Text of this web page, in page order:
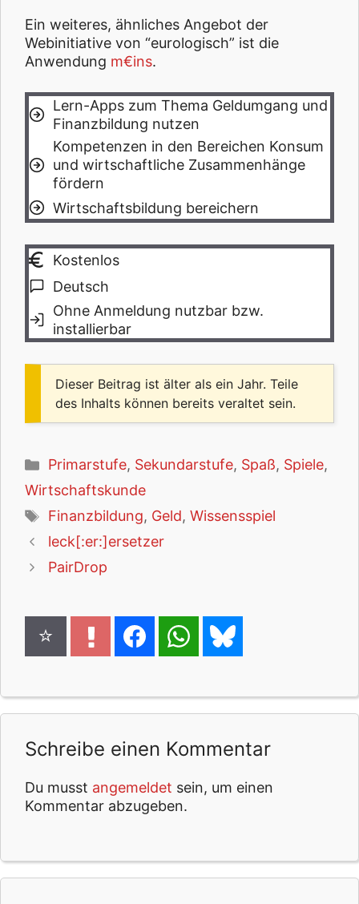
Ein weiteres, ähnliches Angebot der
Webinitiative von “eurologisch” ist die
Anwendung m€ins.
Lern-Apps zum Thema Geldumgang und
Finanzbildung nutzen
Kompetenzen in den Bereichen Konsum
und wirtschaftliche Zusammenhänge
fördern
Wirtschaftsbildung bereichern
Kostenlos
Deutsch
Ohne Anmeldung nutzbar bzw.
installierbar
Dieser Beitrag ist älter als ein Jahr. Teile
des Inhalts können bereits veraltet sein.
Kategorien
Primarstufe, Sekundarstufe, Spaß, Spiele,
Wirtschaftskunde
Schlagwörter
Finanzbildung, Geld, Wissensspiel
leck[:er:]ersetzer
PairDrop
Schreibe einen Kommentar
Du musst angemeldet sein, um einen
Kommentar abzugeben.